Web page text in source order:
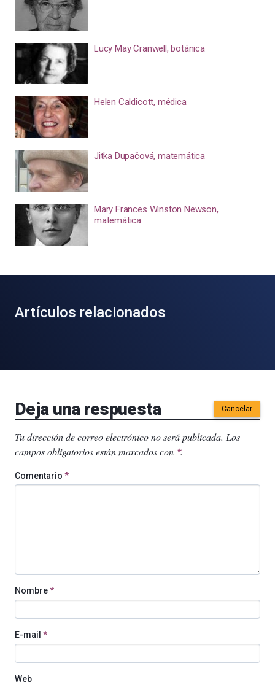
Lucy May Cranwell, botánica
Helen Caldicott, médica
Jitka Dupačová, matemática
Mary Frances Winston Newson,
matemática
Artículos relacionados
Deja una respuesta Cancelar
Tu dirección de correo electrónico no será publicada. Los
campos obligatorios están marcados con *.
Comentario *
Nombre*
E-mail *
Web